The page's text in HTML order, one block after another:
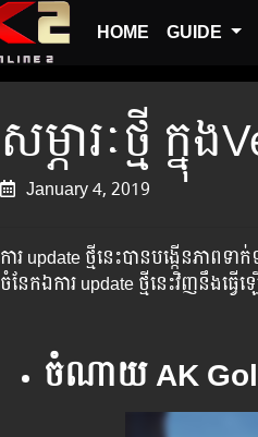
HOME GUIDE
សម្ភារៈថ្មី ក្នុ
January 4, 2019
ការ update ថ្មីនេះបានបង្កើនភាពទ
ចំនែកឯការ update ថ្មីនេះវិញនឹងធ្វើ
ចំណាយAK